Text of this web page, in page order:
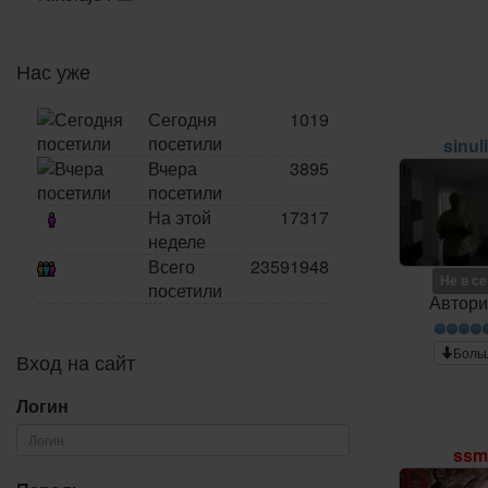
Не в
ssm
Нас уже
Сегодня
посетили
1019
Вчера
посетили
3895
На этой
неделе
17317
Всего
посетили
23591948
Вход на сайт
Логин